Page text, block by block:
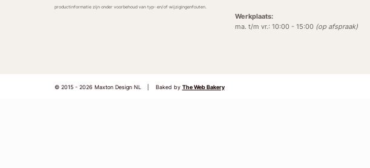
productinformatie zijn onder voorbehoud van typ- en/of wijzigingenfouten.
Werkplaats:
ma. t/m vr.: 10:00 - 15:00 (op afspraak)
© 2015 - 2026 Maxton Design NL Baked by The Web Bakery